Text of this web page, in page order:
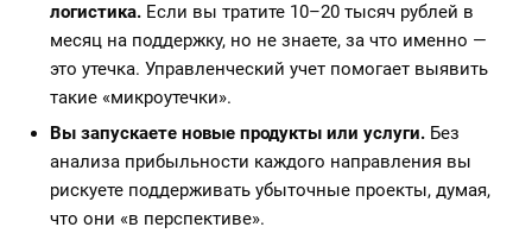
логистика. Если вы тратите 10–20 тысяч рублей в
месяц на поддержку, но не знаете, за что именно —
это утечка. Управленческий учет помогает выявить
такие «микроутечки».
Вы запускаете новые продукты или услуги. Без
анализа прибыльности каждого направления вы
рискуете поддерживать убыточные проекты, думая,
что они «в перспективе».